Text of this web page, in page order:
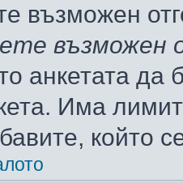
възможен
възможен
анкетата да
Има
който